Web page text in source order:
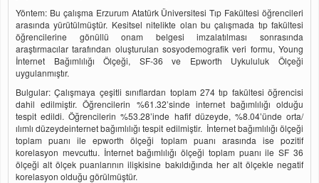
Yöntem: Bu çalışma Erzurum Atatürk Üniversitesi Tıp Fakültesi öğrencileri
arasında yürütülmüştür. Kesitsel nitelikte olan bu çalışmada tıp fakültesi
öğrencilerine gönüllü onam belgesi imzalatılması sonrasında
araştırmacılar tarafından oluşturulan sosyodemografik veri formu, Young
İnternet Bağımlılığı Ölçeği, SF-36 ve Epworth Uykululuk Ölçeği
uygulanmıştır.
Bulgular: Çalışmaya çeşitli sınıflardan toplam 274 tıp fakültesi öğrencisi
dahil edilmiştir. Öğrencilerin %61.32’sinde internet bağımlılığı olduğu
tespit edildi. Öğrencilerin %53.28’inde hafif düzeyde, %8.04’ünde orta/
ılımlı düzeydeinternet bağımlılığı tespit edilmiştir. İnternet bağımlılığı ölçeği
toplam puanı ile epworth ölçeği toplam puanı arasında ise pozitif
korelasyon mevcuttu. İnternet bağımlılığı ölçeği toplam puanı ile SF 36
ölçeği alt ölçek puanlarının ilişkisine bakıldığında her alt ölçekle negatif
korelasyon olduğu görülmüştür.